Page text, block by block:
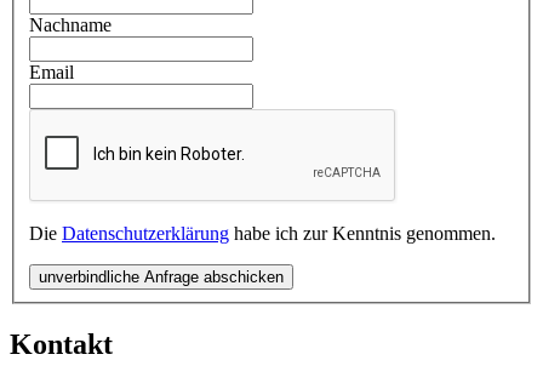
Nachname
Email
Die Datenschutzerklärung habe ich zur Kenntnis genommen.
unverbindliche Anfrage abschicken
Kontakt